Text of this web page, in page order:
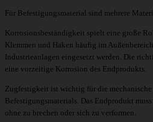
Für Befestigungsmaterial sind mehrere
Korrosionsbeständigkeit spielt eine große
Klemmen und Haken häufig im
Industrieanlagen eingesetzt werden. Die
eine vorzeitige Korrosion des Endprodukts.
Zugfestigkeit ist wichtig für die
Befestigungsmaterials. Das Endprodukt
ohne zu brechen oder sich zu verformen.